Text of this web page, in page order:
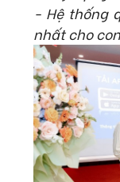
- Hệ thống
nhất cho